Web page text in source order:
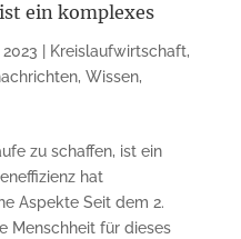
ein komplexes
2023 Kreislaufwirtschaft,
, Wissen,
zu schaffen, ist ein
hat
Aspekte Seit dem 2.
Menschheit für dieses